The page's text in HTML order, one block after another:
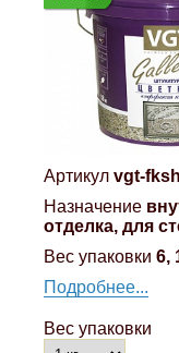
Артикул vgt-
Назначение
отделка, для
Вес упаковки 6,
Подробнее...
Вес упаковки